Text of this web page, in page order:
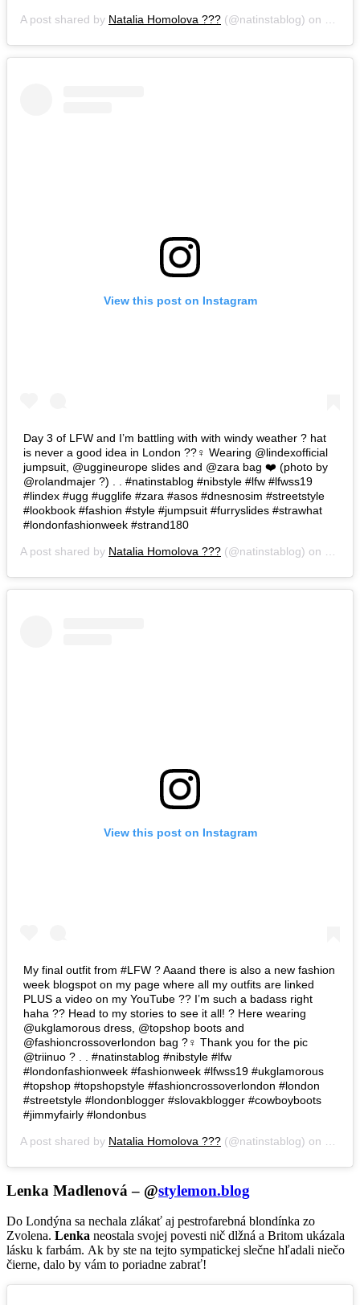
A post shared by Natalia Homolova ??? (@natinstablog) on
View this post on Instagram
Day 3 of LFW and I’m battling with with windy weather ? hat
is never a good idea in London ??‍♀️ Wearing @lindexofficial
jumpsuit, @uggineurope slides and @zara bag ❤️ (photo by
@rolandmajer ?) . . #natinstablog #nibstyle #lfw #lfwss19
#lindex #ugg #ugglife #zara #asos #dnesnosim #streetstyle
#lookbook #fashion #style #jumpsuit #furryslides #strawhat
#londonfashionweek #strand180
A post shared by Natalia Homolova ??? (@natinstablog) on
View this post on Instagram
My final outfit from #LFW ? Aaand there is also a new fashion
week blogspot on my page where all my outfits are linked
PLUS a video on my YouTube ?? I’m such a badass right
haha ?? Head to my stories to see it all! ? Here wearing
@ukglamorous dress, @topshop boots and
@fashioncrossoverlondon bag ?‍♀️ Thank you for the pic
@triinuo ? . . #natinstablog #nibstyle #lfw
#londonfashionweek #fashionweek #lfwss19 #ukglamorous
#topshop #topshopstyle #fashioncrossoverlondon #london
#streetstyle #londonblogger #slovakblogger #cowboyboots
#jimmyfairly #londonbus
A post shared by Natalia Homolova ??? (@natinstablog) on
Lenka Madlenová – @stylemon.blog
Do Londýna sa nechala zlákať aj pestrofarebná blondínka zo
Zvolena. Lenka neostala svojej povesti nič dlžná a Britom ukázala
lásku k farbám. Ak by ste na tejto sympatickej slečne hľadali niečo
čierne, dalo by vám to poriadne zabrať!